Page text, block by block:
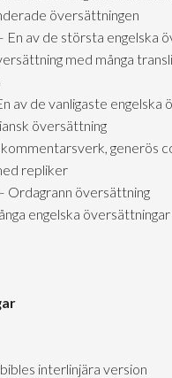
översättningen
En av de största engelska
med många
av de vanligaste
översättning
generös
repliker
Ordagrann översättning
engelska översättningar
interlinjära version